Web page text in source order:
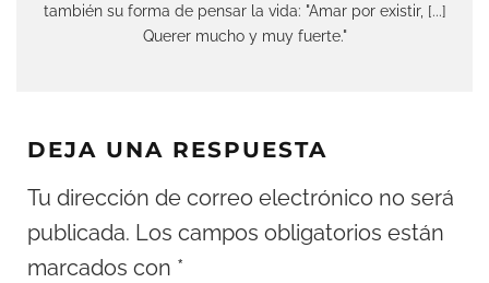
también su forma de pensar la vida: "Amar por existir, [...]
Querer mucho y muy fuerte."
DEJA UNA RESPUESTA
Tu dirección de correo electrónico no será
publicada. Los campos obligatorios están
marcados con *